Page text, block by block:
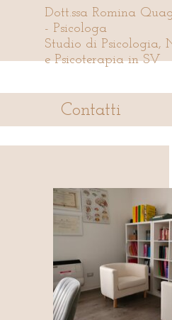
Dott.ssa Romina
- Psicologa
Studio di Psicologia,
e Psicoterapia in SV
Contatti